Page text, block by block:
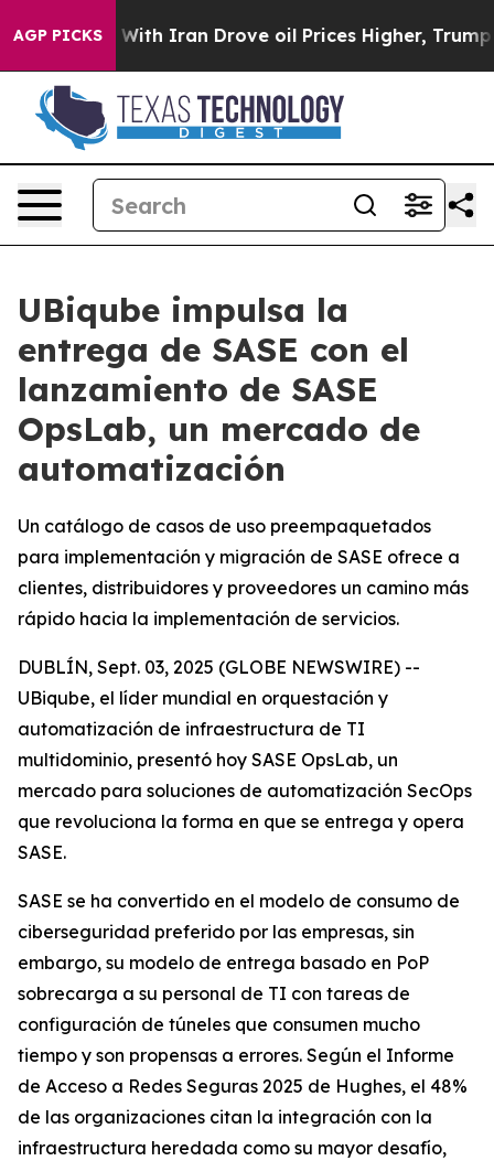
AGP PICKS
As war With Iran Drove oil Prices Higher, Trump
UBiqube impulsa la
entrega de SASE con el
lanzamiento de SASE
OpsLab, un mercado de
automatización
Un catálogo de casos de uso preempaquetados
para implementación y migración de SASE ofrece a
clientes, distribuidores y proveedores un camino más
rápido hacia la implementación de servicios.
DUBLÍN, Sept. 03, 2025 (GLOBE NEWSWIRE) --
UBiqube, el líder mundial en orquestación y
automatización de infraestructura de TI
multidominio, presentó hoy SASE OpsLab, un
mercado para soluciones de automatización SecOps
que revoluciona la forma en que se entrega y opera
SASE.
SASE se ha convertido en el modelo de consumo de
ciberseguridad preferido por las empresas, sin
embargo, su modelo de entrega basado en PoP
sobrecarga a su personal de TI con tareas de
configuración de túneles que consumen mucho
tiempo y son propensas a errores. Según el Informe
de Acceso a Redes Seguras 2025 de Hughes, el 48%
de las organizaciones citan la integración con la
infraestructura heredada como su mayor desafío,